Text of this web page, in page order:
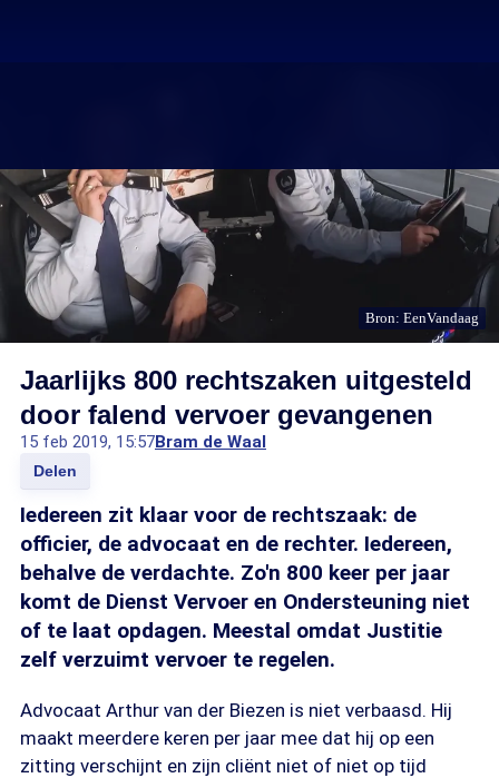
Bron: EenVandaag
Jaarlijks 800 rechtszaken uitgesteld
door falend vervoer gevangenen
15 feb 2019, 15:57Bram de Waal
Delen
Iedereen zit klaar voor de rechtszaak: de
officier, de advocaat en de rechter. Iedereen,
behalve de verdachte. Zo'n 800 keer per jaar
komt de Dienst Vervoer en Ondersteuning niet
of te laat opdagen. Meestal omdat Justitie
zelf verzuimt vervoer te regelen.
Advocaat Arthur van der Biezen is niet verbaasd. Hij
maakt meerdere keren per jaar mee dat hij op een
zitting verschijnt en zijn cliënt niet of niet op tijd